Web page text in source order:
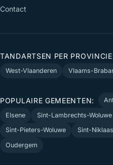
Contact
TANDARTSEN PER
West-Vlaanderen
Vlaams-
POPULAIRE GEMEENTEN:
Elsene
Sint-Lambrechts-Woluwe
Sint-Pieters-Woluwe
Sint-Niklaas
Oudergem